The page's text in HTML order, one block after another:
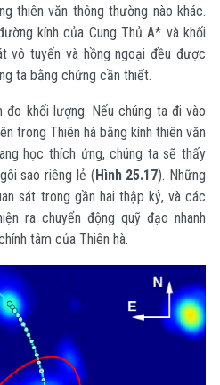
thiên văn thông thường nào khác.
kính của Cung Thủ A* và khối
vô tuyến và hồng ngoại đều được
ta bằng chứng cần thiết.
khối lượng. Nếu chúng ta đi vào
trong Thiên hà bằng kính thiên văn
học thích ứng, chúng ta sẽ thấy
sao riêng lẻ ( Hình 25.17). Những
sát trong gần hai thập kỷ, và các
ra chuyển động quỹ đạo nhanh
tâm của Thiên hà.